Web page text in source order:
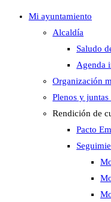
Mi ayuntamiento
Alcaldía
Saludo
Agenda
Organización
Plenos y
Rendición de
Pacto